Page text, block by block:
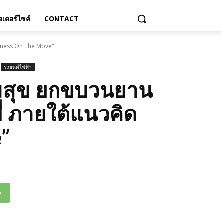
เตอร์ไซค์ CONTACT
On The Move"
รถยนต์ไฟฟ้า
สุข ยกขบวนยาน
ายใต้แนวคิด